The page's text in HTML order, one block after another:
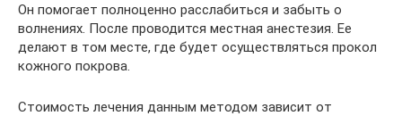
Он помогает полноценно расслабиться и забыть о
волнениях. После проводится местная анестезия. Ее
делают в том месте, где будет осуществляться прокол
кожного покрова.
Стоимость лечения данным методом зависит от